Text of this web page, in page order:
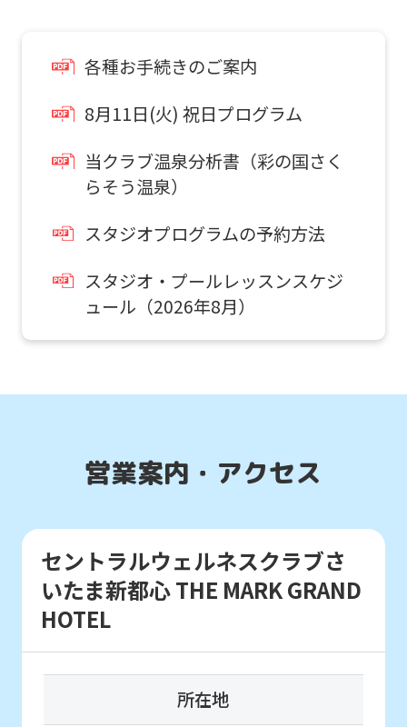
各種お手続きのご案内
8月11日(火) 祝日プログラム
当クラブ温泉分析書（彩の国さく
らそう温泉）
スタジオプログラムの予約方法
スタジオ・プールレッスンスケジ
ュール（2026年8月）
営業案内・アクセス
セントラルウェルネスクラブさ
いたま新都心 THE MARK GRAND
HOTEL
所在地
Click
the
link
below
translation)
to
return
to
top
if
an
automatic
service,
the
Japanese
お子様はこちら
スクール
体験申込
こんなお子さまにおすすめ
入会前に実際のクラスの雰囲気を
体験したい方。